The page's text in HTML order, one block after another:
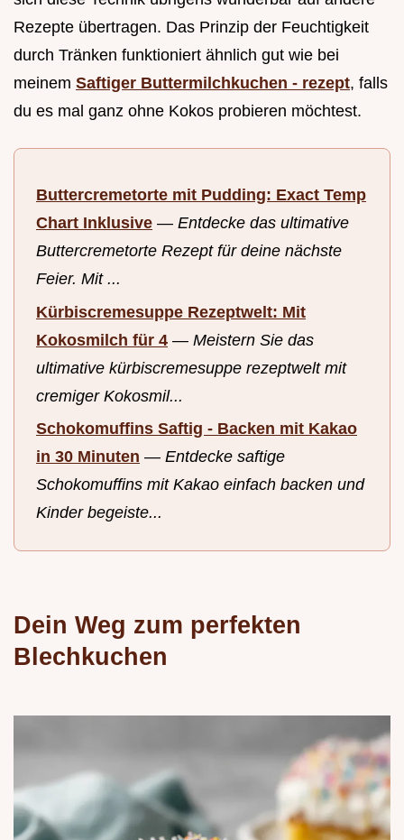
Rezepte übertragen. Das Prinzip der Feuchtigkeit
durch Tränken funktioniert ähnlich gut wie bei
meinem Saftiger Buttermilchkuchen - rezept, falls
du es mal ganz ohne Kokos probieren möchtest.
Buttercremetorte mit Pudding: Exact Temp
Chart Inklusive — Entdecke das ultimative
Buttercremetorte Rezept für deine nächste
Feier. Mit ...
Kürbiscremesuppe Rezeptwelt: Mit
Kokosmilch für 4 — Meistern Sie das
ultimative kürbiscremesuppe rezeptwelt mit
cremiger Kokosmil...
Schokomuffins Saftig - Backen mit Kakao
in 30 Minuten — Entdecke saftige
Schokomuffins mit Kakao einfach backen und
Kinder begeiste...
Dein Weg zum perfekten
Blechkuchen